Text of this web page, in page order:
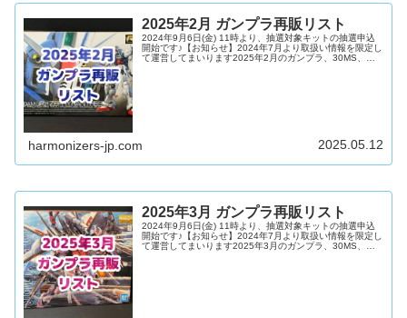
2025年2月 ガンプラ再販リスト
2024年9月6日(金) 11時より、抽選対象キットの抽選申込
開始です♪【お知らせ】2024年7月より取扱い情報を限定し
て運営してまいります2025年2月のガンプラ、30MS、
harmonizers-jp.com 2025.05.12
2025年3月 ガンプラ再販リスト
2024年9月6日(金) 11時より、抽選対象キットの抽選申込
開始です♪【お知らせ】2024年7月より取扱い情報を限定し
て運営してまいります2025年3月のガンプラ、30MS、